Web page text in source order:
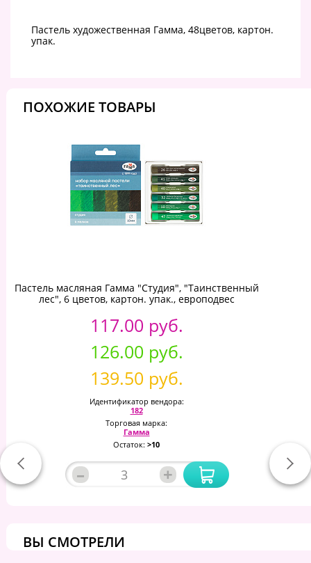
Пастель художественная Гамма, 48цветов, картон.
упак.
ПОХОЖИЕ ТОВАРЫ
Пастель масляная Гамма "Студия", "Таинственный
лес", 6 цветов, картон. упак., европодвес
117.00 руб.
126.00 руб.
139.50 руб.
Идентификатор вендора:
182
Торговая марка:
Гамма
Остаток: >10
– +
ВЫ СМОТРЕЛИ